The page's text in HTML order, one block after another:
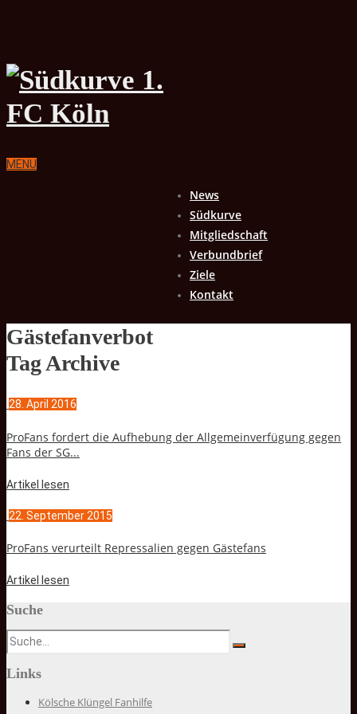
MENU
News
Südkurve
Mitgliedschaft
Verbundbrief
Ziele
Kontakt
Gästefanverbot
Tag Archive
28. April 2016
ProFans fordert die Aufhebung der Allgemeinverfügung gegen
Fans der SG...
Artikel lesen
22. September 2015
ProFans verurteilt Repressalien gegen Gästefans
Artikel lesen
Suche
Links
Kölsche Klüngel Fanhilfe